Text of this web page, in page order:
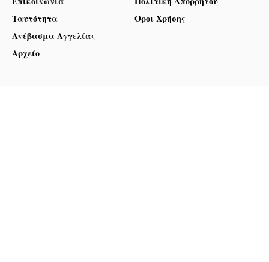
Ταυτότητα
Ανέβασμα Αγγελίας
Αρχείο
Όροι Χρήσης